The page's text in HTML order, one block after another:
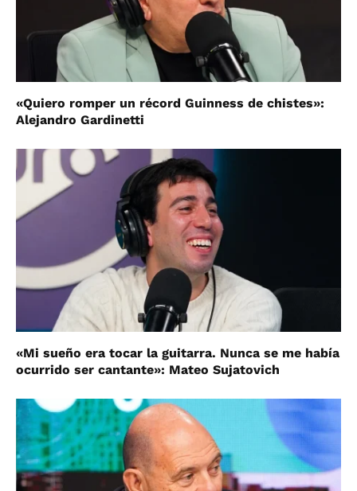
«Quiero romper un récord Guinness de chistes»:
Alejandro Gardinetti
«Mi sueño era tocar la guitarra. Nunca se me había
ocurrido ser cantante»: Mateo Sujatovich